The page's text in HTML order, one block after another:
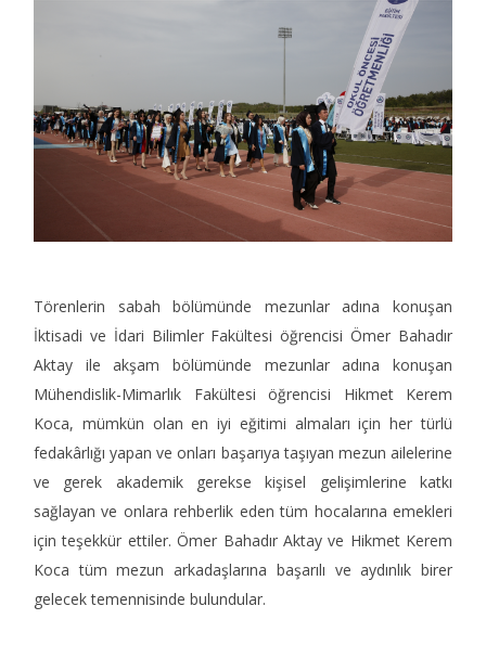
Törenlerin sabah bölümünde mezunlar adına konuşan
İktisadi ve İdari Bilimler Fakültesi öğrencisi Ömer Bahadır
Aktay ile akşam bölümünde mezunlar adına konuşan
Mühendislik-Mimarlık Fakültesi öğrencisi Hikmet Kerem
Koca, mümkün olan en iyi eğitimi almaları için her türlü
fedakârlığı yapan ve onları başarıya taşıyan mezun ailelerine
ve gerek akademik gerekse kişisel gelişimlerine katkı
sağlayan ve onlara rehberlik eden tüm hocalarına emekleri
için teşekkür ettiler. Ömer Bahadır Aktay ve Hikmet Kerem
Koca tüm mezun arkadaşlarına başarılı ve aydınlık birer
gelecek temennisinde bulundular.